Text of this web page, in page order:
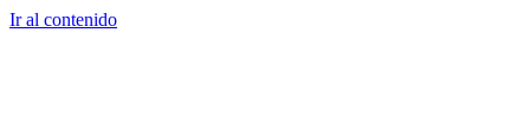
Ir al contenido